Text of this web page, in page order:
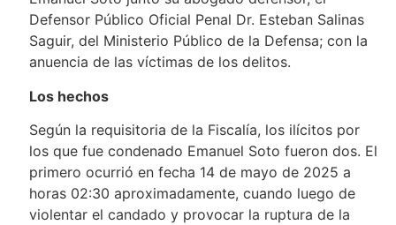
Defensor Público Oficial Penal Dr. Esteban Salinas
Saguir, del Ministerio Público de la Defensa; con la
anuencia de las víctimas de los delitos.
Los hechos
Según la requisitoria de la Fiscalía, los ilícitos por
los que fue condenado Emanuel Soto fueron dos. El
primero ocurrió en fecha 14 de mayo de 2025 a
horas 02:30 aproximadamente, cuando luego de
violentar el candado y provocar la ruptura de la